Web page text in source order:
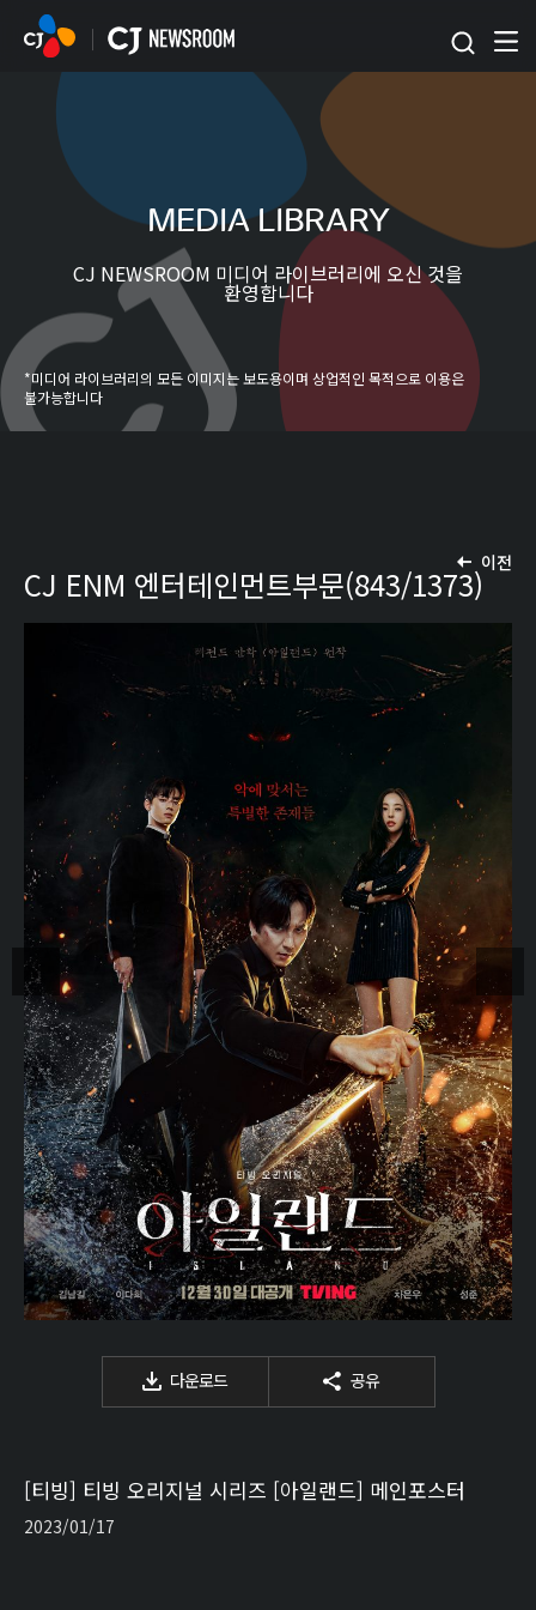
본문 바로가기
MEDIA LIBRARY
CJ NEWSROOM 미디어 라이브러리에 오신 것을
환영합니다
*미디어 라이브러리의 모든 이미지는 보도용이며 상업적인 목적으로 이용은
불가능합니다
이전
CJ ENM 엔터테인먼트부문(843/1373)
다운로드 공유
[티빙] 티빙 오리지널 시리즈 [아일랜드] 메인포스터
2023/01/17